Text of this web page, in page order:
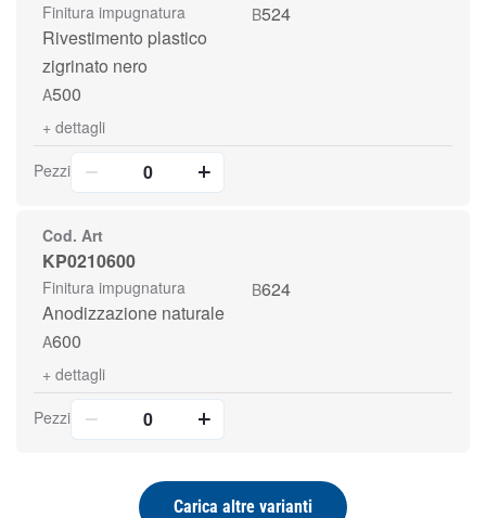
Finitura impugnatura
Rivestimento plastico
zigrinato nero
B524
A500
+ dettagli
Pezzi
Cod. Art
KP0210600
Finitura impugnatura
Anodizzazione naturale
B624
A600
+ dettagli
Pezzi
Carica altre varianti